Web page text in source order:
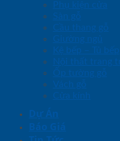
Phụ kiện cửa
Sàn gỗ
Cầu thang gỗ
Giường ngủ
Kệ bếp – Tủ bếp
Nội thất trang trí
Ốp tường gỗ
Vách gỗ
Cửa kính
Dự Án
Báo Giá